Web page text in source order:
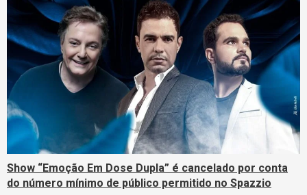
Show “Emoção Em Dose Dupla” é cancelado por conta
do número mínimo de público permitido no Spazzio